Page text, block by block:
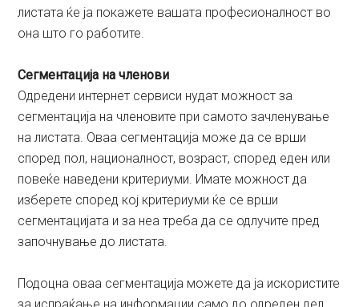
листата ќе ја покажете вашата професионалност во
она што го работите.
Сегментација на членови
Одредени интернет сервиси нудат можност за
сегментација на членовите при самото зачленување
на листата. Оваа сегментација може да се врши
според пол, националност, возраст, според еден или
повеќе наведени критериуми. Имате можност да
изберете според кој критериуми ќе се врши
сегментацијата и за неа треба да се одлучите пред
започнување до листата.
Подоцна оваа сегментација можете да ја искористите